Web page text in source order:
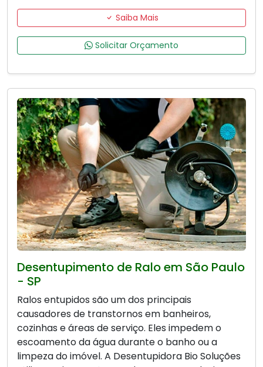
Saiba Mais
Solicitar Orçamento
Desentupimento de Ralo em São Paulo
- SP
Ralos entupidos são um dos principais
causadores de transtornos em banheiros,
cozinhas e áreas de serviço. Eles impedem o
escoamento da água durante o banho ou a
limpeza do imóvel. A Desentupidora Bio Soluções